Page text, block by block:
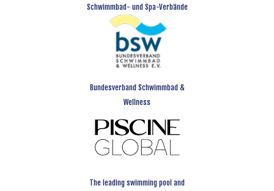
Schwimmbad- und Spa-Verbände
Bundesverband Schwimmbad &
Wellness
The leading swimming pool and